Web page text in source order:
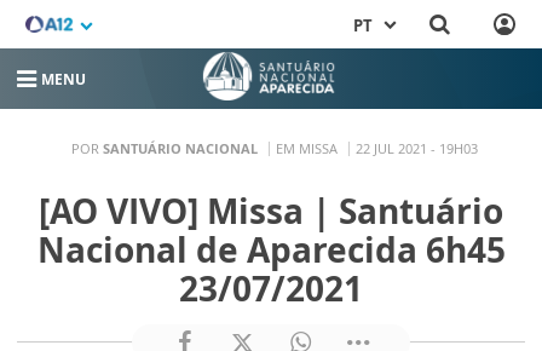
PT
MENU
POR SANTUÁRIO NACIONAL EM MISSA 22 JUL 2021 - 19H03
[AO VIVO] Missa | Santuário
Nacional de Aparecida 6h45
23/07/2021